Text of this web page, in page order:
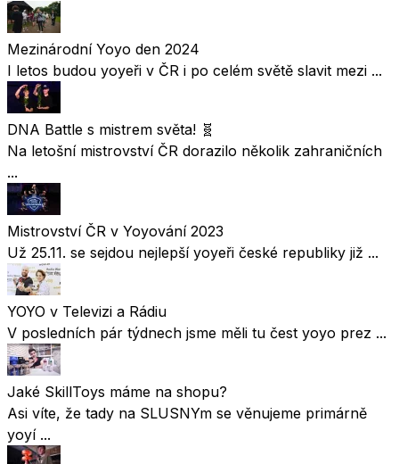
Mezinárodní Yoyo den 2024
I letos budou yoyeři v ČR i po celém světě slavit mezi ...
DNA Battle s mistrem světa! 🧬
Na letošní mistrovství ČR dorazilo několik zahraničních
...
Mistrovství ČR v Yoyování 2023
Už 25.11. se sejdou nejlepší yoyeři české republiky již ...
YOYO v Televizi a Rádiu
V posledních pár týdnech jsme měli tu čest yoyo prez ...
Jaké SkillToys máme na shopu?
Asi víte, že tady na SLUSNYm se věnujeme primárně
yoyí ...